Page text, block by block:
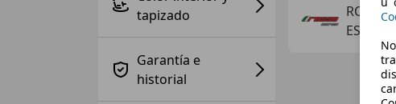
tapizado
Garantía e
historial
ROSSO
ES-